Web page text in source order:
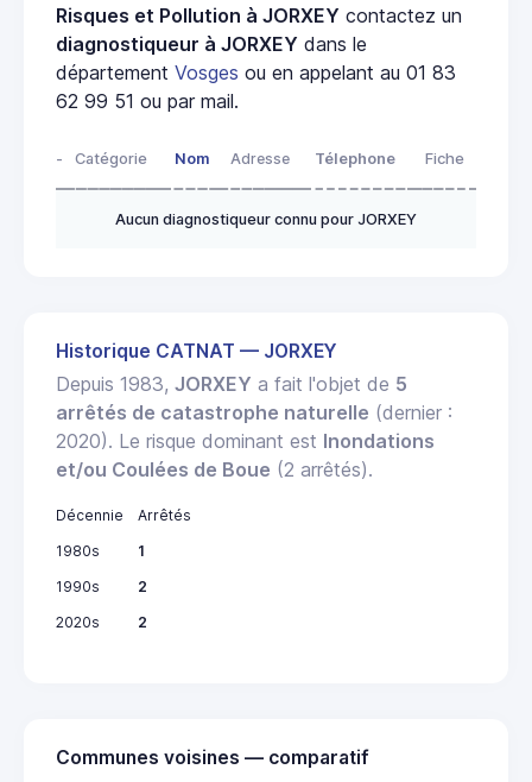
Risques et Pollution à JORXEY contactez un
diagnostiqueur à JORXEY dans le
département Vosges ou en appelant au 01 83
62 99 51 ou par mail.
- Catégorie Nom Adresse Télephone Fiche
Aucun diagnostiqueur connu pour JORXEY
Historique CATNAT — JORXEY
Depuis 1983, JORXEY a fait l'objet de 5
arrêtés de catastrophe naturelle (dernier :
2020). Le risque dominant est Inondations
et/ou Coulées de Boue (2 arrêtés).
Décennie
Arrêtés
1980s
1
1990s
2
2020s
2
Communes voisines — comparatif